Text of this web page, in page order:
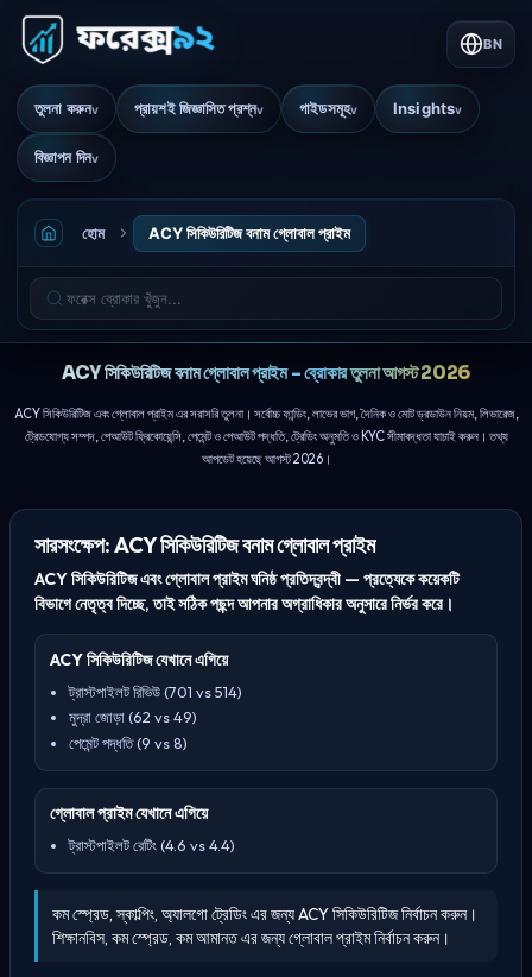
তুলনা করুনv প্রায়শই জিজ্ঞাসিত প্রশ্নv গাইডসমূহv Insightsv
বিজ্ঞাপন দিনv
BN
হোম ACY সিকিউরিটিজ বনাম গ্লোবাল প্রাইম
ACY সিকিউরিটিজ বনাম গ্লোবাল প্রাইম - ব্রোকার তুলনা আগস্ট 2026
ACY সিকিউরিটিজ এবং গ্লোবাল প্রাইম এর সরাসরি তুলনা। সর্বোচ্চ ফান্ডিং, লাভের ভাগ, দৈনিক ও মোট ড্রডাউন নিয়ম, লিভারেজ,
ট্রেডযোগ্য সম্পদ, পেআউট ফ্রিকোয়েন্সি, পেমেন্ট ও পেআউট পদ্ধতি, ট্রেডিং অনুমতি ও KYC সীমাবদ্ধতা যাচাই করুন। তথ্য
আপডেট হয়েছে আগস্ট 2026।
সারসংক্ষেপ: ACY সিকিউরিটিজ বনাম গ্লোবাল প্রাইম
ACY সিকিউরিটিজ এবং গ্লোবাল প্রাইম ঘনিষ্ঠ প্রতিদ্বন্দ্বী — প্রত্যেকে কয়েকটি
বিভাগে নেতৃত্ব দিচ্ছে, তাই সঠিক পছন্দ আপনার অগ্রাধিকার অনুসারে নির্ভর করে।
ACY সিকিউরিটিজ যেখানে এগিয়ে
ট্রাস্টপাইলট রিভিউ (701 vs 514)
মুদ্রা জোড়া (62 vs 49)
পেমেন্ট পদ্ধতি (9 vs 8)
গ্লোবাল প্রাইম যেখানে এগিয়ে
ট্রাস্টপাইলট রেটিং (4.6 vs 4.4)
কম স্প্রেড, স্কাল্পিং, অ্যালগো ট্রেডিং এর জন্য ACY সিকিউরিটিজ নির্বাচন করুন।
শিক্ষানবিস, কম স্প্রেড, কম আমানত এর জন্য গ্লোবাল প্রাইম নির্বাচন করুন।